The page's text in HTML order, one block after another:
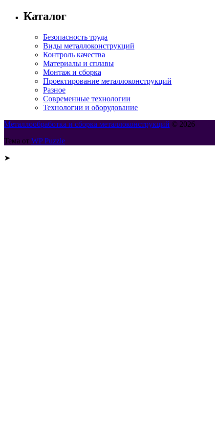
Каталог
Безопасность труда
Виды металлоконструкций
Контроль качества
Материалы и сплавы
Монтаж и сборка
Проектирование металлоконструкций
Разное
Современные технологии
Технологии и оборудование
Металлообработка и сборка металлоконструкций © 2026
Тема от WP Puzzle
➤